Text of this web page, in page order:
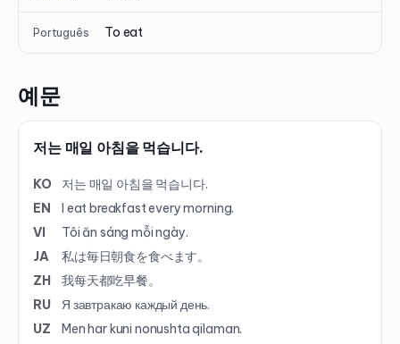
Português To eat
예문
저는 매일 아침을 먹습니다.
KO
저는 매일 아침을 먹습니다.
EN
I eat breakfast every morning.
VI
Tôi ăn sáng mỗi ngày.
JA
私は毎日朝食を食べます。
ZH
我每天都吃早餐。
RU
Я завтракаю каждый день.
UZ
Men har kuni nonushta qilaman.